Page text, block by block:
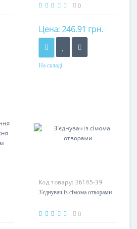
заземлення, Ø12мм
0
Цена: 246.91 грн.
На складі
Код товару: 36165-39
З'єднувач із сімома отворами
0